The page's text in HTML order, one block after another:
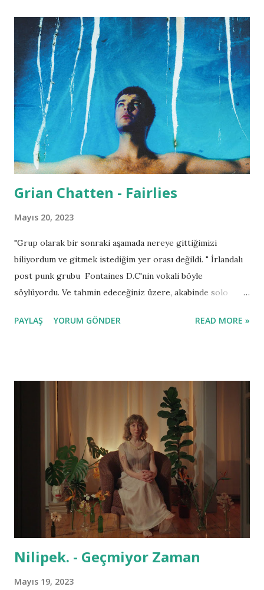
Grian Chatten - Fairlies
Mayıs 20, 2023
"Grup olarak bir sonraki aşamada nereye gittiğimizi
biliyordum ve gitmek istediğim yer orası değildi. " İrlandalı
post punk grubu Fontaines D.C'nin vokali böyle
söylüyordu. Ve tahmin edeceğiniz üzere, akabinde solo
sonunda ilk albümü " Chaos For The Fly"ı yayınlayacak.
turnesinde Arctic Monkeys'e ön grup olarak eşlik
PAYLAŞ YORUM GÖNDER READ MORE »
Nilipek. - Geçmiyor Zaman
Mayıs 19, 2023